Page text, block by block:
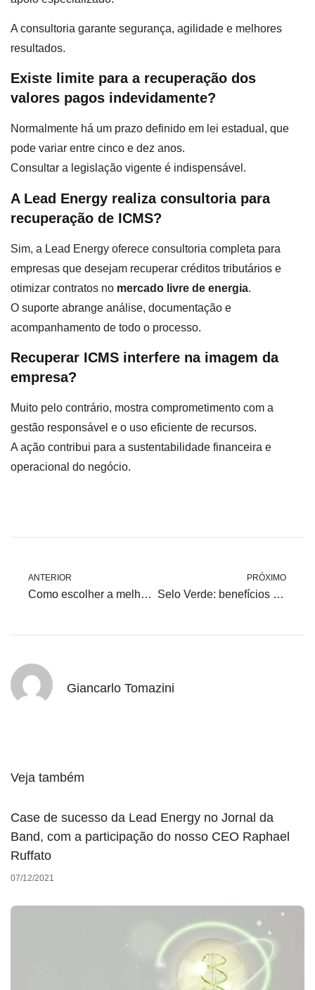
A consultoria garante segurança, agilidade e melhores
resultados.
Existe limite para a recuperação dos
valores pagos indevidamente?
Normalmente há um prazo definido em lei estadual, que
pode variar entre cinco e dez anos.
Consultar a legislação vigente é indispensável.
A Lead Energy realiza consultoria para
recuperação de ICMS?
Sim, a Lead Energy oferece consultoria completa para
empresas que desejam recuperar créditos tributários e
otimizar contratos no mercado livre de energia.
O suporte abrange análise, documentação e
acompanhamento de todo o processo.
Recuperar ICMS interfere na imagem da
empresa?
Muito pelo contrário, mostra comprometimento com a
gestão responsável e o uso eficiente de recursos.
A ação contribui para a sustentabilidade financeira e
operacional do negócio.
ANTERIOR
Como escolher a melhor modalidade tarifária para redução de custos
PRÓXIMO
Selo Verde: benefícios ambientais e comerciais de ser sustentável
Giancarlo Tomazini
Veja também
Case de sucesso da Lead Energy no Jornal da
Band, com a participação do nosso CEO Raphael
Ruffato
07/12/2021